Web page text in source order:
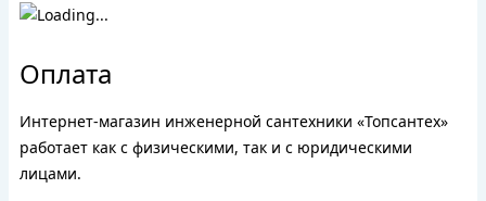
Оплата
Интернет-магазин инженерной сантехники «Топсантех»
работает как с физическими, так и с юридическими
лицами.